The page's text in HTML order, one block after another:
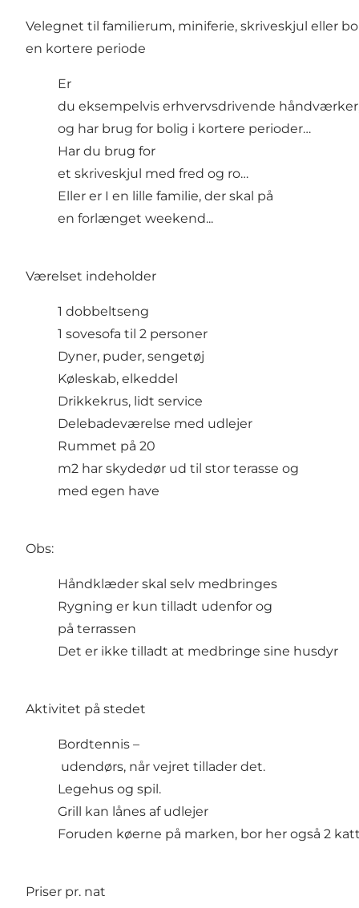
Velegnet til familierum, miniferie, skriveskjul eller
en kortere periode
Er
du eksempelvis erhvervsdrivende
og har brug for bolig i kortere perioder…
Har du brug for
et skriveskjul med fred og ro…
Eller er I en lille familie, der skal på
en forlænget weekend...
Værelset indeholder
1 dobbeltseng
1 sovesofa til 2 personer
Dyner, puder, sengetøj
Køleskab, elkeddel
Drikkekrus, lidt service
Delebadeværelse med udlejer
Rummet på 20
m2 har skydedør ud til stor terasse og
med egen have
Obs:
Håndklæder skal selv medbringes
Rygning er kun tilladt udenfor og
på terrassen
Det er ikke tilladt at medbringe sine husdyr
Aktivitet på stedet
Bordtennis –
udendørs, når vejret tillader det.
Legehus og spil.
Grill kan lånes af udlejer
Foruden køerne på marken, bor her også 2
Priser pr. nat